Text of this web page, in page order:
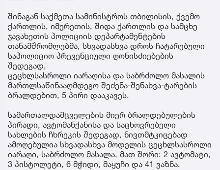
შინაგან საქმეთა სამინისტროს თბილისის, ქვემო
ქართლის, იმერეთის, შიდა ქართლის და სამცხე
ჯავახეთის პოლიციის დეპარტამენტების
თანამშრომლებმა, სხვადასხვა დროს ჩატარებული
საპოლიციო პრევენციული ღონისძიებების
შედეგად,
ცეცხლსასროლი იარაღისა და საბრძოლო მასალის
მართლსაწინააღმდეგო შეძენა-შენახვა-ტარების
ბრალდებით, 5 პირი დააკავეს.
სამართალდამცველების მიერ ბრალდებულების
პირადი, ავტომანქანისა და საცხოვრებელი
სახლების ჩხრეკის შედეგად, ნივთმტკიცებად
ამოღებულია სხვადასხვა მოდელის ცეცხლსასროლი
იარაღი, საბრძოლო მასალა, მათ შორი: 2 ავტომატი,
3 პისტოლეტი, 6 მჭიდი, მაყუჩი და 41 ვაზნა.